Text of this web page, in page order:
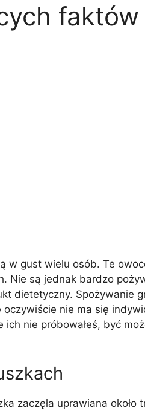
w gust wielu osób. Te
Nie są jednak bardzo
dietetyczny. Spożywanie
nie ma się
nie próbowałeś, być
zaczęła uprawiana około